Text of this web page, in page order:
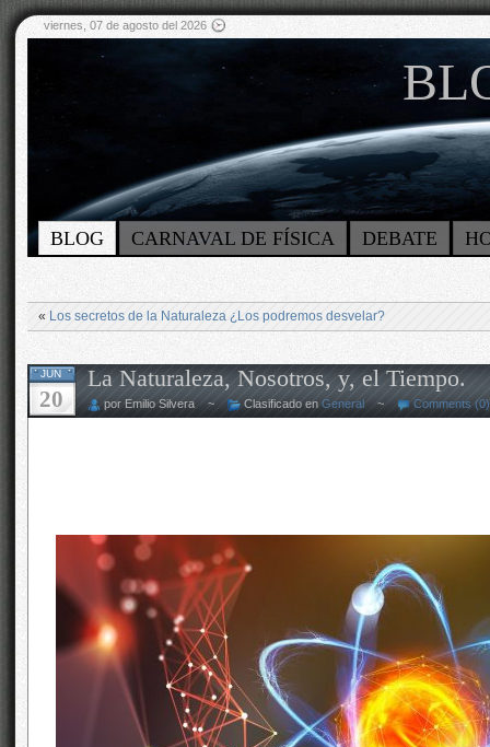
viernes, 07 de agosto del 2026
BLOG CARNAVAL DE FÍSICA DEBATE
« Los secretos de la Naturaleza ¿Los podremos desvelar?
JUN
20
La Naturaleza, Nosotros, y, el Tiempo.
por Emilio Silvera ~ Clasificado en General ~ Comments (0)